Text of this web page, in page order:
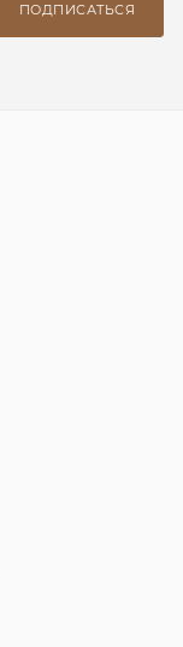
ПОДПИСАТЬСЯ